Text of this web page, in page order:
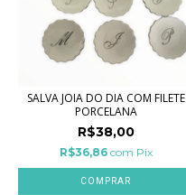
SALVA JOIA DO DIA COM FILETE
PORCELANA
R$38,00
R$36,86 com Pix
COMPRAR